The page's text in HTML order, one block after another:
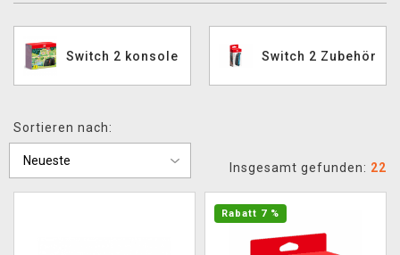
Switch 2 konsole Switch 2 Zubehör
Sortieren nach:
Insgesamt gefunden: 22
Rabatt 7 %